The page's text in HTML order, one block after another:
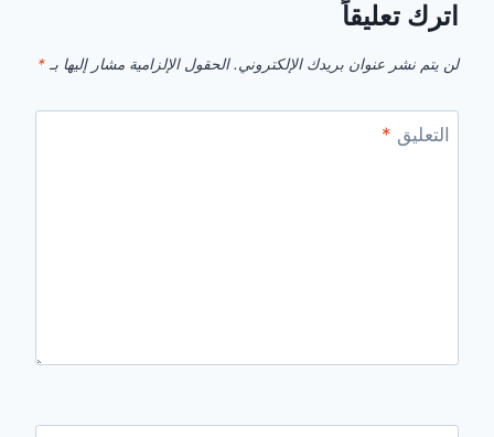
اترك تعليقاً
لن يتم نشر عنوان بريدك الإلكتروني. الحقول الإلزامية مشار إليها بـ *
التعليق *